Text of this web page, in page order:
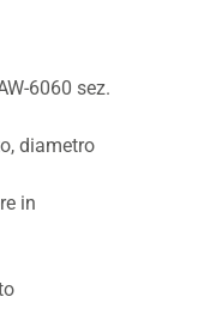
6060 sez.
diametro
in